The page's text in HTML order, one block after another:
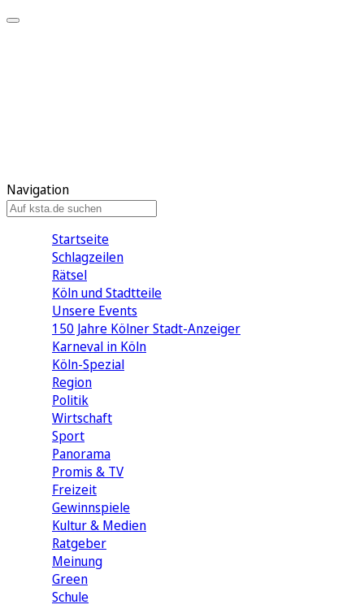
Navigation
Startseite
Schlagzeilen
Rätsel
Köln und Stadtteile
Unsere Events
150 Jahre Kölner Stadt-Anzeiger
Karneval in Köln
Köln-Spezial
Region
Politik
Wirtschaft
Sport
Panorama
Promis & TV
Freizeit
Gewinnspiele
Kultur & Medien
Ratgeber
Meinung
Green
Schule